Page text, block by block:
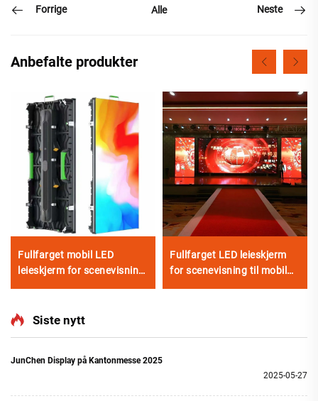
Forrige Alle Neste
Anbefalte produkter
Fullfarget mobil LED
leieskjerm for scenevisning
Fullfarget LED leieskjerm
for scenevisning til mobil
Siste nytt
JunChen Display på Kantonmesse 2025
2025-05-27